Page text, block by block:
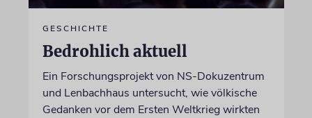
GESCHICHTE
Bedrohlich aktuell
Ein Forschungsprojekt von NS-Dokuzentrum
und Lenbachhaus untersucht, wie völkische
Gedanken vor dem Ersten Weltkrieg wirkten